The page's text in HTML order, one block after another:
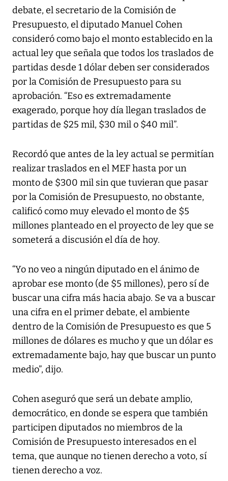
debate, el secretario de la Comisión de
Presupuesto, el diputado Manuel Cohen
consideró como bajo el monto establecido en la
actual ley que señala que todos los traslados de
partidas desde 1 dólar deben ser considerados
por la Comisión de Presupuesto para su
aprobación. “Eso es extremadamente
exagerado, porque hoy día llegan traslados de
partidas de $25 mil, $30 mil o $40 mil”.
Recordó que antes de la ley actual se permitían
realizar traslados en el MEF hasta por un
monto de $300 mil sin que tuvieran que pasar
por la Comisión de Presupuesto, no obstante,
calificó como muy elevado el monto de $5
millones planteado en el proyecto de ley que se
someterá a discusión el día de hoy.
“Yo no veo a ningún diputado en el ánimo de
aprobar ese monto (de $5 millones), pero sí de
buscar una cifra más hacia abajo. Se va a buscar
una cifra en el primer debate, el ambiente
dentro de la Comisión de Presupuesto es que 5
millones de dólares es mucho y que un dólar es
extremadamente bajo, hay que buscar un punto
medio”, dijo.
Cohen aseguró que será un debate amplio,
democrático, en donde se espera que también
participen diputados no miembros de la
Comisión de Presupuesto interesados en el
tema, que aunque no tienen derecho a voto, sí
tienen derecho a voz.